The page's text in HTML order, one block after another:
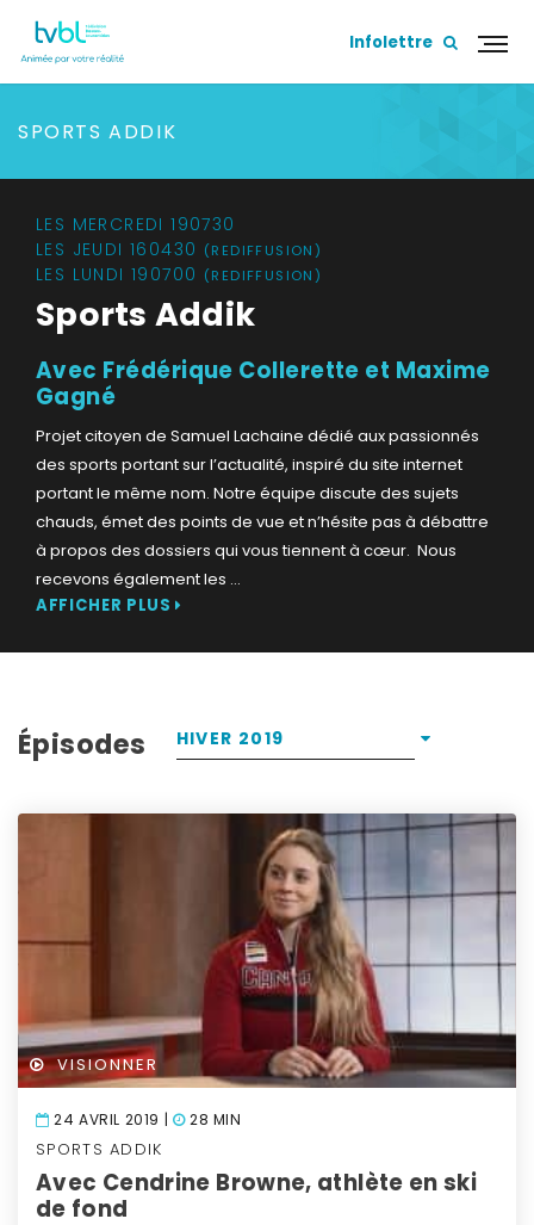
Infolettre
SPORTS ADDIK
LES MERCREDI 190730
LES JEUDI 160430 (REDIFFUSION)
LES LUNDI 190700 (REDIFFUSION)
Sports Addik
Avec Frédérique Collerette et Maxime
Gagné
Projet citoyen de Samuel Lachaine dédié aux passionnés
des sports portant sur l’actualité, inspiré du site internet
portant le même nom. Notre équipe discute des sujets
chauds, émet des points de vue et n’hésite pas à débattre
à propos des dossiers qui vous tiennent à cœur. Nous
recevons également les ...
AFFICHER PLUS
Épisodes HIVER 2019
VISIONNER
24 AVRIL 2019 | 28 MIN
SPORTS ADDIK
Avec Cendrine Browne, athlète en ski
de fond